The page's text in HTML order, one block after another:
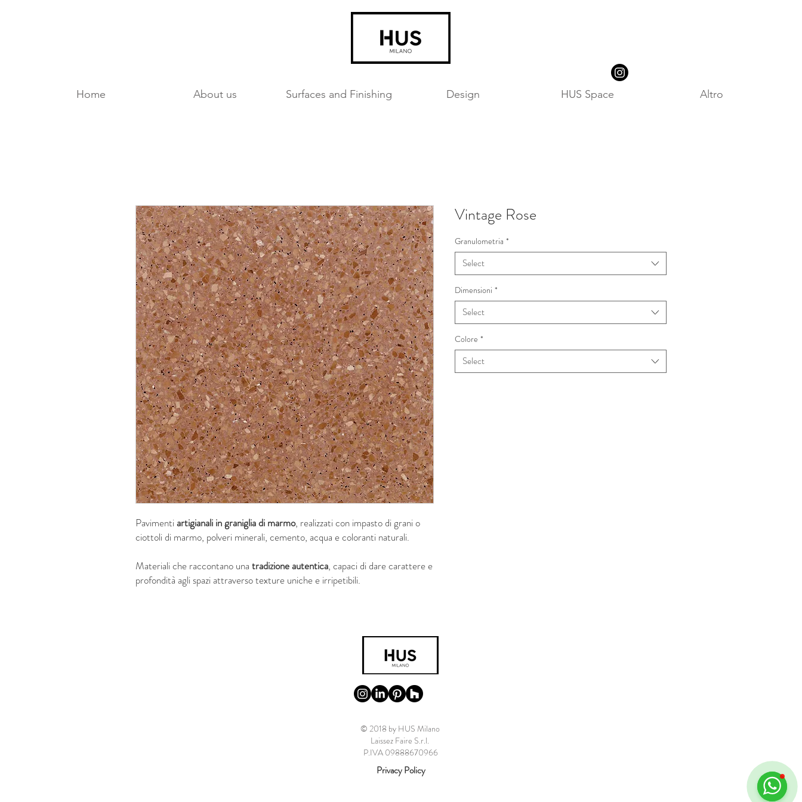
Home About us Surfaces and Finishing Design HUS Space Altro
Pavimentiartigianali in graniglia di marmo, realizzati con impasto di grani o
ciottoli di marmo, polveri minerali, cemento, acqua e coloranti naturali.
Materiali che raccontano una tradizione autentica, capaci di dare carattere e
profondità agli spazi attraverso texture uniche e irripetibili.
Vintage Rose
Granulometria *
Select
Dimensioni *
Select
Colore *
Select
© 2018 by HUS Milano
Laissez Faire S.r.l.
P.IVA 09888670966
Privacy Policy